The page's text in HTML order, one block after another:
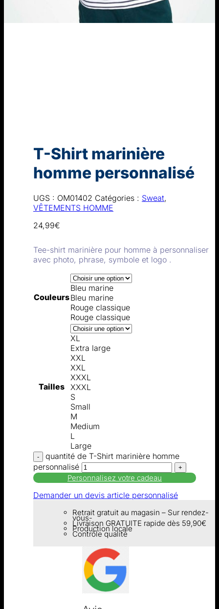
T-Shirt marinière
homme personnalisé
UGS : OM01402 Catégories : Sweat,
VÊTEMENTS HOMME
24,99€
Tee-shirt marinière pour homme à personnaliser
avec photo, phrase, symbole et logo .
Couleurs
Bleu marine
Bleu marine
Rouge classique
Rouge classique
Tailles
XL
Extra large
XXL
XXL
XXXL
XXXL
S
Small
M
Medium
L
Large
quantité de T-Shirt marinière homme
personnalisé
Personnalisez votre cadeau
Demander un devis article personnalisé
Retrait gratuit au magasin – Sur rendez-
vous-
Livraison GRATUITE rapide dès 59,90€
Production locale
Contrôle qualité